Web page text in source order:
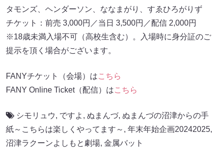
タモンズ、ヘンダーソン、ななまがり、すゑひろがりず
チケット：前売 3,000円／当日 3,500円／配信 2,000円
※18歳未満入場不可（高校生含む）。入場時に身分証のご
提示を頂く場合がございます。
FANYチケット（会場）はこちら
FANY Online Ticket（配信）はこちら
シモリュウ, ですよ , ぬまんづ, ぬまんづの沼津からの手
紙～こちらは楽しくやってます～ , 年末年始企画20242025,
沼津ラクーンよしもと劇場, 金属バット